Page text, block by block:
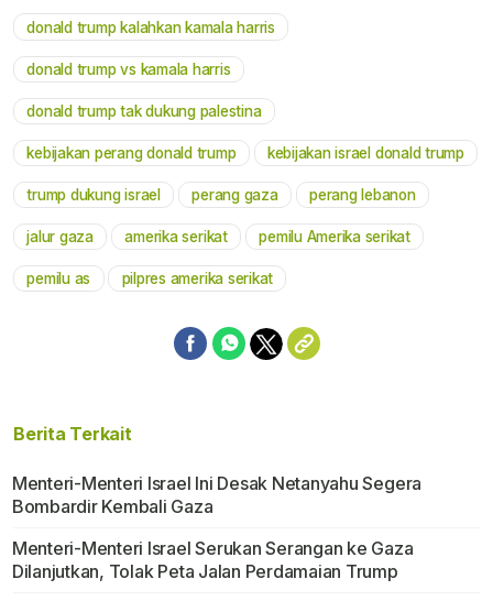
donald trump kalahkan kamala harris
donald trump vs kamala harris
donald trump tak dukung palestina
kebijakan perang donald trump kebijakan israel donald trump
trump dukung israel perang gaza perang lebanon
jalur gaza amerika serikat pemilu Amerika serikat
pemilu as pilpres amerika serikat
Berita Terkait
Menteri-Menteri Israel Ini Desak Netanyahu Segera
Bombardir Kembali Gaza
Menteri-Menteri Israel Serukan Serangan ke Gaza
Dilanjutkan, Tolak Peta Jalan Perdamaian Trump